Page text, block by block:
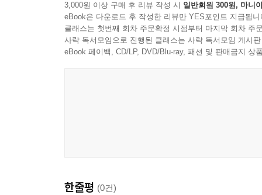
먹기 싫은 건 안 먹을래
: 초등학교에 입학하고 단체 생활을 하면서 급식
게다가 못 먹는 음식이 있다면 미리 담임 선생님
친구들 사이에 당연히 장난치고 놀 수 있지만 어
3,000원 이상 구매 후 리뷰 작성 시 일반회원 300원, 마니
eBook은 다운로드 후 작성한 리뷰만 YES포인트 지급됩니
클래스는 첫번째 회차 주문확정 시점부터 마지막 회차 주
사락 독서모임으로 진행된 클래스는 사락 독서모임 게시
eBook 페이백, CD/LP, DVD/Blu-ray, 패션 및 판매금지 상
한줄평 (0건)